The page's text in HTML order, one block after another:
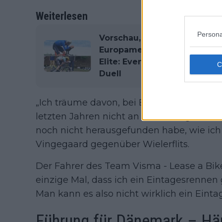
Weiterlesen
Vorschau, Profil, Strecke,
Europameisterschaft 2025,
Elite: Evenepoel, Ganna
Duell
„Ich träume davon, bei Eintagesrennen
letzten Jahren nicht an vielen
noch nicht herausgefunden habe, wie
Vingegaard gegenüber Wielerflits.
Der Fahrer des Team Visma - Lease a
einzige Mal, dass ich ein
Man kann es also nicht wirklich ein